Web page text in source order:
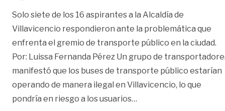
Solo siete de los 16 aspirantes a la Alcaldía de
Villavicencio respondieron ante la problemática que
enfrenta el gremio de transporte público en la ciudad.
Por: Luissa Fernanda Pérez Un grupo de
manifestó que los buses de transporte público estarían
operando de manera ilegal en Villavicencio, lo que
pondría en riesgo a los usuarios…